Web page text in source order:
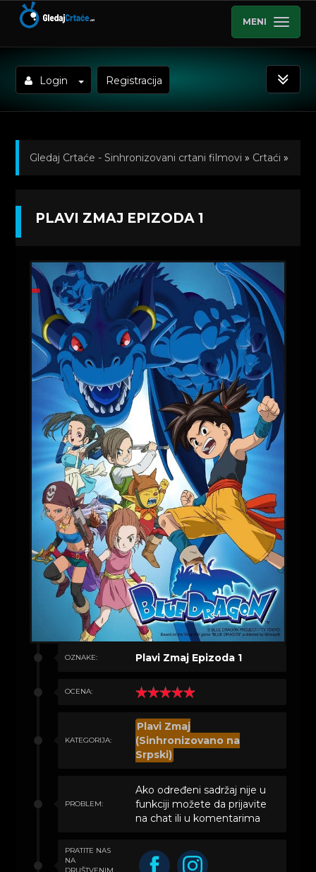
MENI
Login Registracija
Gledaj Crtaće - Sinhronizovani crtani filmovi » Crtaći »
PLAVI ZMAJ EPIZODA 1
OZNAKE: Plavi Zmaj Epizoda 1
OCENA:
KATEGORIJA:
Plavi Zmaj
(Sinhronizovano na
Srpski)
PROBLEM:
Ako određeni sadržaj nije u
funkciji možete da prijavite
na chat ili u komentarima
PRATITE NAS
NA